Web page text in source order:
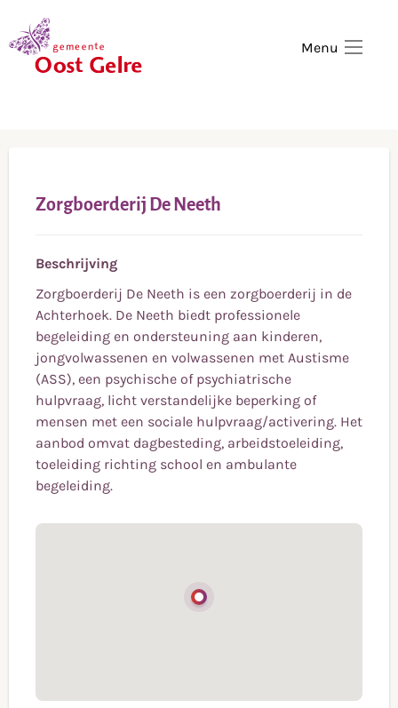
Menu
Zorgboerderij De Neeth
Beschrijving
Zorgboerderij De Neeth is een zorgboerderij in de
Achterhoek. De Neeth biedt professionele
begeleiding en ondersteuning aan kinderen,
jongvolwassenen en volwassenen met Austisme
(ASS), een psychische of psychiatrische
hulpvraag, licht verstandelijke beperking of
mensen met een sociale hulpvraag/activering. Het
aanbod omvat dagbesteding, arbeidstoeleiding,
toeleiding richting school en ambulante
begeleiding.